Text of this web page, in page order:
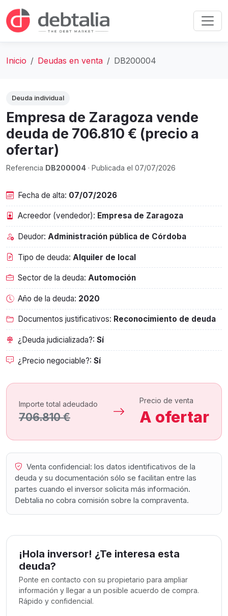
Inicio Deudas en venta DB200004
Deuda individual
Empresa de Zaragoza vende
deuda de 706.810 € (precio a
ofertar)
Referencia DB200004 · Publicada el 07/07/2026
Fecha de alta: 07/07/2026
Acreedor (vendedor): Empresa de Zaragoza
Deudor: Administración pública de Córdoba
Tipo de deuda: Alquiler de local
Sector de la deuda: Automoción
Año de la deuda: 2020
Documentos justificativos: Reconocimiento de deuda
¿Deuda judicializada?:Sí
¿Precio negociable?: Sí
Importe total adeudado
706.810 €
Precio de venta
A ofertar
Venta confidencial: los datos identificativos de la
deuda y su documentación sólo se facilitan entre las
partes cuando el inversor solicita más información.
Debtalia no cobra comisión sobre la compraventa.
¡Hola inversor! ¿Te interesa esta
deuda?
Ponte en contacto con su propietario para ampliar
información y llegar a un posible acuerdo de compra.
Rápido y confidencial.